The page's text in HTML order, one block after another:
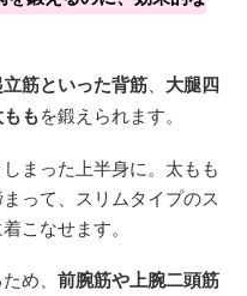
筋といった背筋
大腿四
もを鍛えられます。
まった上半身に。太もも
って、スリムタイプのス
こなせます。
め、 前腕筋や上腕二頭筋